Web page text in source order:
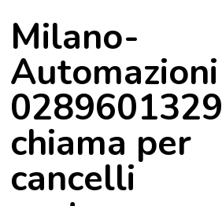
Milano-
Automazioni
0289601329
chiama per
cancelli